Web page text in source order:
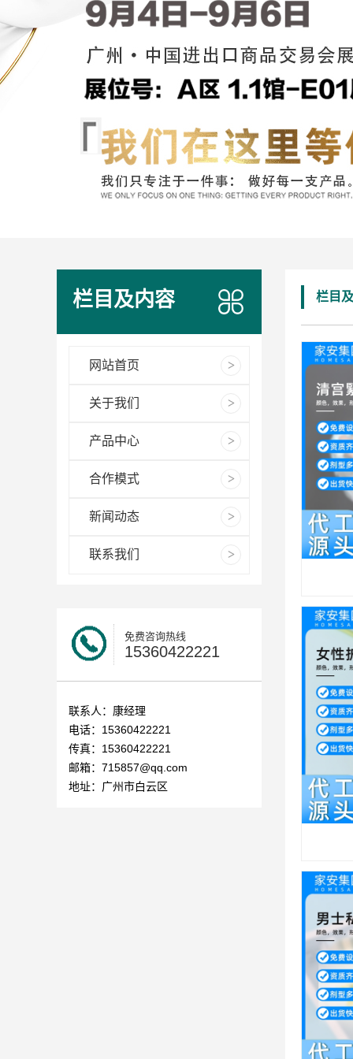
栏目及内容
网站首页
关于我们
产品中心
合作模式
新闻动态
联系我们
免费咨询热线
15360422221
联系人：康经理
电话：15360422221
传真：15360422221
邮箱：715857@qq.com
地址：广州市白云区
栏目